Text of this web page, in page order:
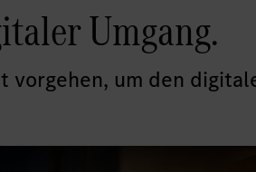
Umgang.
vorgehen, um den